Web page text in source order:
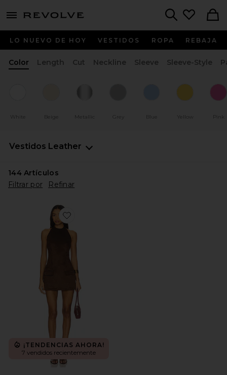
menu - shows more content
LO NUEVO DE HOY VESTIDOS ROPA REBAJA
Color Length Cut Neckline Sleeve Sleeve-Style
White Beige Metallic Grey Blue Yellow Pink
Vestidos Leather
144Artículos
Filtrar por
Refinar
Favorite VESTIDO AMELIA SUEDE MINI
¡TENDENCIAS AHORA!
7 vendidos recientemente